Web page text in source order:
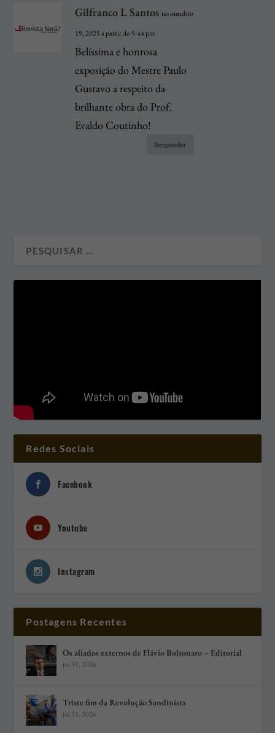
Gilfranco L Santos no outubro
19, 2025 a partir do 5:44 pm
Belíssima e honrosa
exposição do Mestre Paulo
Gustavo a respeito da
brilhante obra do Prof.
Evaldo Coutinho!
Responder
Redes Sociais
Facebook
Youtube
Instagram
Postagens Recentes
Os aliados externos de Flávio Bolsonaro – Editorial
jul 31, 2026
Triste fim da Revolução Sandinista
jul 31, 2026